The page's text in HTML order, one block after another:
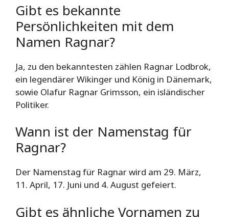
Gibt es bekannte
Persönlichkeiten mit dem
Namen Ragnar?
Ja, zu den bekanntesten zählen Ragnar Lodbrok,
ein legendärer Wikinger und König in Dänemark,
sowie Olafur Ragnar Grimsson, ein isländischer
Politiker.
Wann ist der Namenstag für
Ragnar?
Der Namenstag für Ragnar wird am 29. März,
11. April, 17. Juni und 4. August gefeiert.
Gibt es ähnliche Vornamen zu